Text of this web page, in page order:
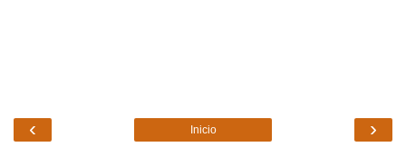
‹ ›
Inicio